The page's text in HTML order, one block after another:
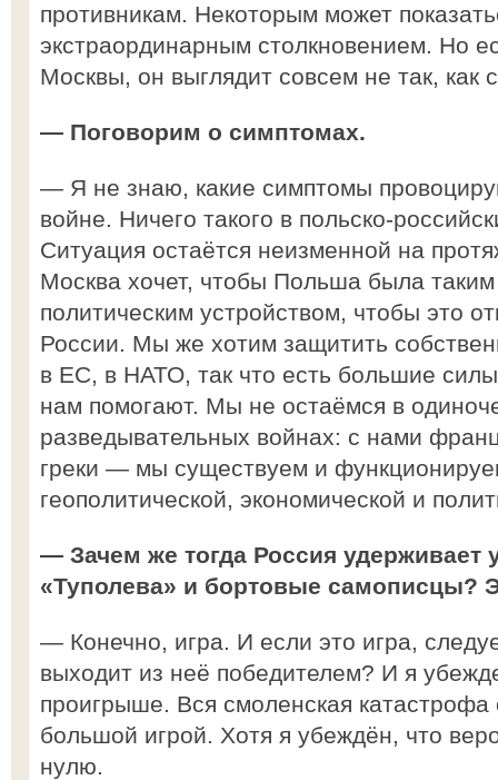
противникам. Некоторым может
экстраординарным столкновением. Но
Москвы, он выглядит совсем не так, как
— Поговорим о симптомах.
— Я не знаю, какие симптомы
войне. Ничего такого в польско-
Ситуация остаётся неизменной на
Москва хочет, чтобы Польша была
политическим устройством, чтобы это
России. Мы же хотим защитить
в ЕС, в НАТО, так что есть большие
нам помогают. Мы не остаёмся в
разведывательных войнах: с нами
греки — мы существуем и
геополитической, экономической и
— Зачем же тогда Россия удерживает
«Туполева» и бортовые самописцы?
— Конечно, игра. И если это игра,
выходит из неё победителем? И я
проигрыше. Вся смоленская катастрофа
большой игрой. Хотя я убеждён, что
нулю.